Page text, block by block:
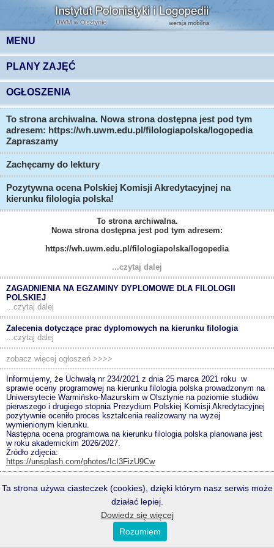
MENU
PLANY ZAJĘĆ
OGŁOSZENIA
To strona archiwalna. Nowa strona dostępna jest pod tym
adresem: https://wh.uwm.edu.pl/filologiapolska/logopedia
Zapraszamy
Zachęcamy do lektury
Pozytywna ocena Polskiej Komisji Akredytacyjnej na
kierunku filologia polska!
To strona archiwalna.
Nowa strona dostępna jest pod tym adresem:
https://wh.uwm.edu.pl/filologiapolska/logopedia
...czytaj dalej
ZAGADNIENIA NA EGZAMINY DYPLOMOWE DLA FILOLOGII
POLSKIEJ
...czytaj dalej
Zalecenia dotyczące prac dyplomowych na kierunku filologia
...czytaj dalej
zobacz więcej ogłoszeń >>>>
Informujemy, że Uchwałą nr 234/2021 z dnia 25 marca 2021 roku w
sprawie oceny programowej na kierunku filologia polska prowadzonym na
Uniwersytecie Warmińsko-Mazurskim w Olsztynie na poziomie studiów
pierwszego i drugiego stopnia Prezydium Polskiej Komisji Akredytacyjnej
pozytywnie oceniło proces kształcenia realizowany na wyżej
wymienionym kierunku.
Następna ocena programowa na kierunku filologia polska planowana jest
w roku akademickim 2026/2027.
Źródło zdjęcia:
https://unsplash.com/photos/IcI3FizU9Cw
PRZEŁĄCZ NA WERSJĘ DESKTOPOWĄ
Copyright © 2026 IFP UWM.
powered byXmark
Ta strona używa ciasteczek (cookies), dzięki którym nasz serwis może
działać lepiej.
Dowiedz się więcej
Rozumiem